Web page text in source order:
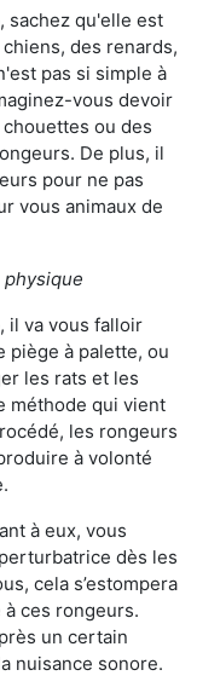
, sachez qu'elle est
des renards,
pas si simple à
vous devoir
ou des
De plus, il
pour ne pas
vous animaux de
, il va vous falloir
piège à palette, ou
les rats et les
méthode qui vient
les rongeurs
à volonté
à eux, vous
dès les
cela s’estompera
ces rongeurs.
un certain
nuisance sonore.